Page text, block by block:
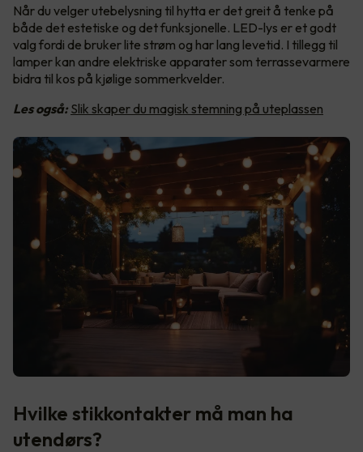
Når du velger utebelysning til hytta er det greit å tenke på
både det estetiske og det funksjonelle. LED-lys er et godt
valg fordi de bruker lite strøm og har lang levetid. I tillegg til
lamper kan andre elektriske apparater som terrassevarmere
bidra til kos på kjølige sommerkvelder.
Les også: Slik skaper du magisk stemning på uteplassen
Hvilke stikkontakter må man ha
utendørs?